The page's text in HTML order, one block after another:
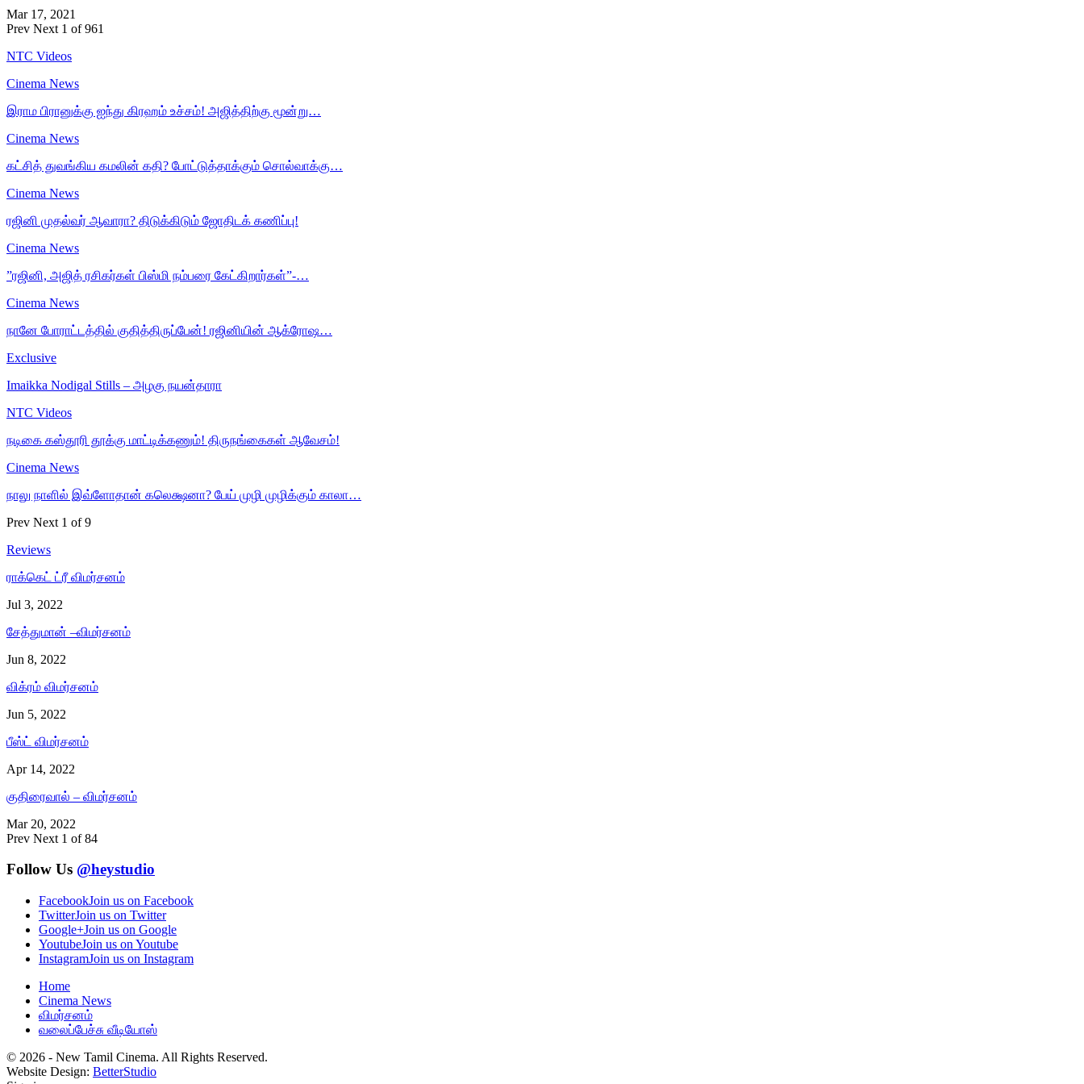
Mar 17, 2021
Prev Next 1 of 961
NTC Videos
Cinema News
இராம பிரானுக்கு ஐந்து கிரஹம் உச்சம்! அஜித்திற்கு மூன்று…
Cinema News
கட்சித் துவங்கிய கமலின் கதி? போட்டுத்தாக்கும் சொல்வாக்கு…
Cinema News
ரஜினி முதல்வர் ஆவாரா? திடுக்கிடும் ஜோதிடக் கணிப்பு!
Cinema News
”ரஜினி, அஜித் ரசிகர்கள் பிஸ்மி நம்பரை கேட்கிறார்கள்”-…
Cinema News
நானே போராட்டத்தில் குதித்திருப்பேன்! ரஜினியின் ஆக்ரோஷ…
Exclusive
Imaikka Nodigal Stills – அழகு நயன்தாரா
NTC Videos
நடிகை கஸ்தூரி தூக்கு மாட்டிக்கணும்! திருநங்கைகள் ஆவேசம்!
Cinema News
நாலு நாளில் இவ்ளோதான் கலெக்ஷனா? பேய் முழி முழிக்கும் காலா…
Prev Next 1 of 9
Reviews
ராக்கெட் ட்ரீ விமர்சனம்
Jul 3, 2022
சேத்துமான் –விமர்சனம்
Jun 8, 2022
விக்ரம் விமர்சனம்
Jun 5, 2022
பீஸ்ட் விமர்சனம்
Apr 14, 2022
குதிரைவால் – விமர்சனம்
Mar 20, 2022
Prev Next 1 of 84
Follow Us @heystudio
FacebookJoin us on Facebook
TwitterJoin us on Twitter
Google+Join us on Google
YoutubeJoin us on Youtube
InstagramJoin us on Instagram
Home
Cinema News
விமர்சனம்
வலைப்பேச்சு வீடியோஸ்
© 2026 - New Tamil Cinema. All Rights Reserved.
Website Design: BetterStudio